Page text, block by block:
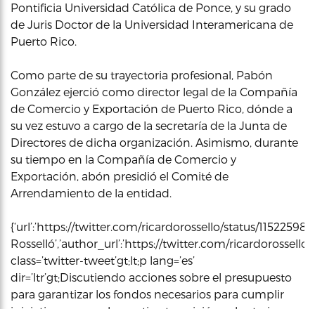
Pontificia Universidad Católica de Ponce, y su grado
de Juris Doctor de la Universidad Interamericana de
Puerto Rico.
Como parte de su trayectoria profesional, Pabón
González ejerció como director legal de la Compañía
de Comercio y Exportación de Puerto Rico, dónde a
su vez estuvo a cargo de la secretaría de la Junta de
Directores de dicha organización. Asimismo, durante
su tiempo en la Compañía de Comercio y
Exportación, abón presidió el Comité de
Arrendamiento de la entidad.
{‘url’:’https://twitter.com/ricardorossello/status/
Rosselló’,’author_url’:’https://twitter.com/
class=’twitter-tweet’gt;lt;p lang=’es’
dir=’ltr’gt;Discutiendo acciones sobre el presupuesto
para garantizar los fondos necesarios para cumplir